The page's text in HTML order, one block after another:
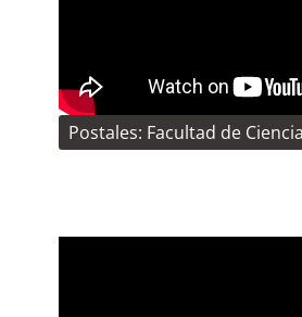
Postales: Facultad de